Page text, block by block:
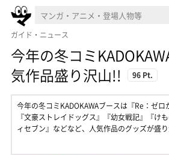
ガイド・ニュース
今年の冬コミ
気作品盛り沢山!!
96 Pt.
今年の冬コミKADOKAWAブースは『Re：ゼロ
『文豪ストレイドッグス』『幼女戦記』『け
ィセブン』などなど、人気作品のグッズが盛